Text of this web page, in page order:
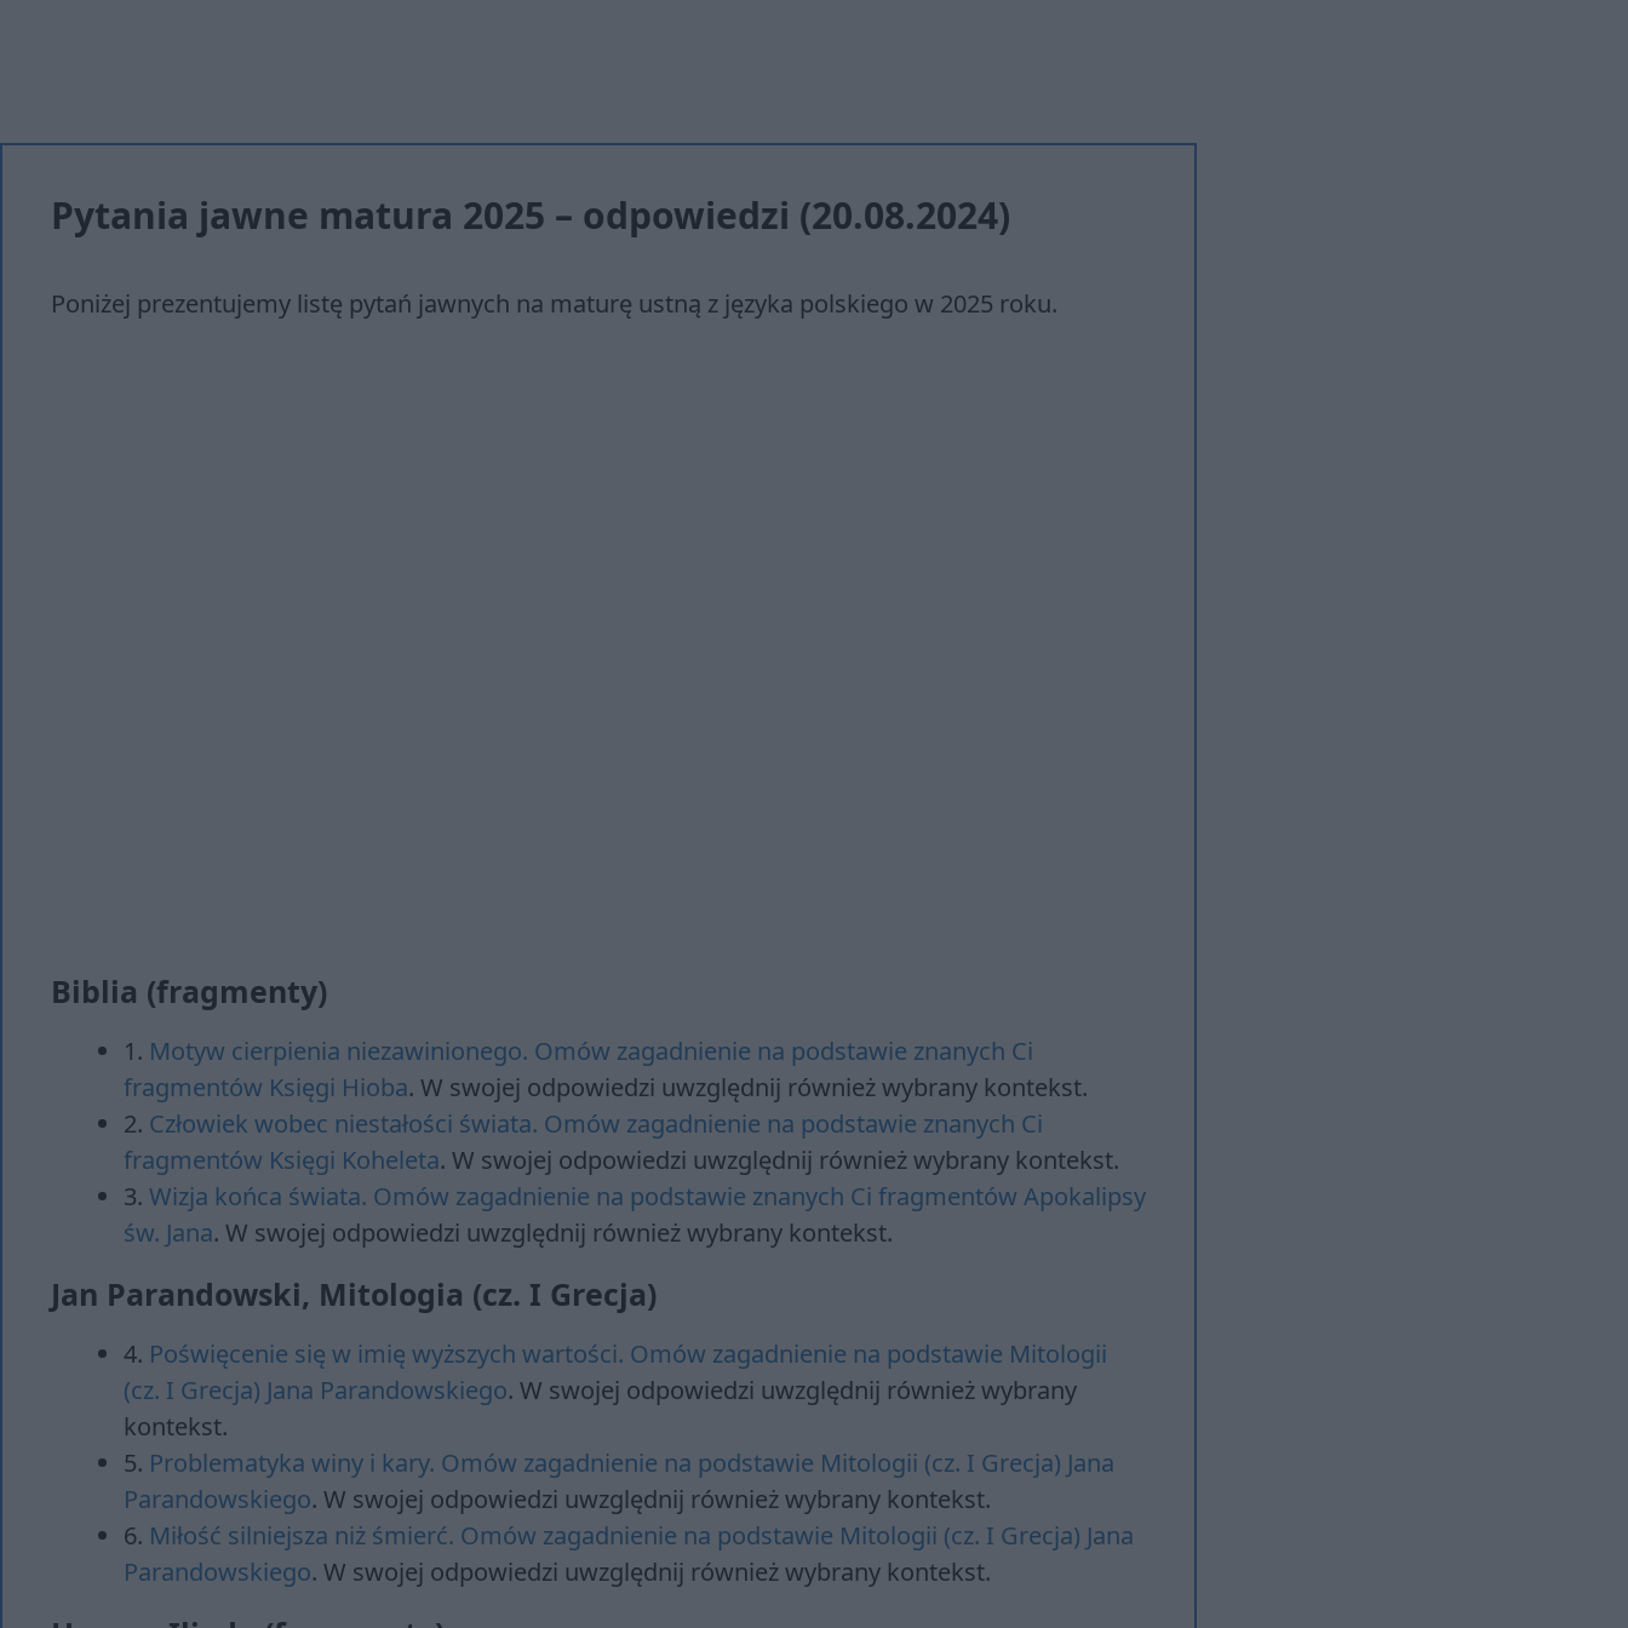
Pytania jawne matura 2025 – odpowiedzi (20.08.2024)
Poniżej prezentujemy listę pytań jawnych na maturę ustną z języka polskiego w 2025 roku.
Biblia (fragmenty)
1. Motyw cierpienia niezawinionego. Omów zagadnienie na podstawie znanych Ci
fragmentów Księgi Hioba. W swojej odpowiedzi uwzględnij również wybrany kontekst.
2. Człowiek wobec niestałości świata. Omów zagadnienie na podstawie znanych Ci
fragmentów Księgi Koheleta. W swojej odpowiedzi uwzględnij również wybrany kontekst.
3. Wizja końca świata. Omów zagadnienie na podstawie znanych Ci fragmentów Apokalipsy
św. Jana. W swojej odpowiedzi uwzględnij również wybrany kontekst.
Jan Parandowski, Mitologia (cz. I Grecja)
4. Poświęcenie się w imię wyższych wartości. Omów zagadnienie na podstawie Mitologii
(cz. I Grecja) Jana Parandowskiego. W swojej odpowiedzi uwzględnij również wybrany
kontekst.
5. Problematyka winy i kary. Omów zagadnienie na podstawie Mitologii (cz. I Grecja) Jana
Parandowskiego. W swojej odpowiedzi uwzględnij również wybrany kontekst.
6. Miłość silniejsza niż śmierć. Omów zagadnienie na podstawie Mitologii (cz. I Grecja) Jana
Parandowskiego. W swojej odpowiedzi uwzględnij również wybrany kontekst.